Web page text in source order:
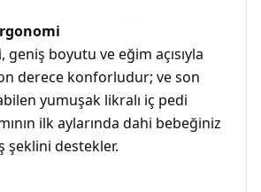
boyutu ve eğim açısıyla
derece konforludur; ve son
yumuşak likralı iç pedi
ilk aylarında dahi bebeğiniz
şeklini destekler.